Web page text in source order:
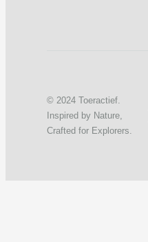
© 2024 Toeractief.
Inspired by Nature,
Crafted for Explorers.